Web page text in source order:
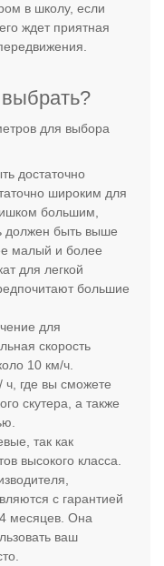
в школу, если
ждет приятная
для выбора
достаточно
широким для
большим,
должен быть выше
малый и более
для легкой
большие
для
скорость
10 км/ч.
ч, где вы сможете
скутера, а также
так как
высокого класса.
с гарантией
месяцев. Она
ваш